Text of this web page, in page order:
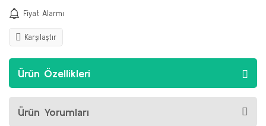
Fiyat Alarmı
Karşılaştır
Ürün Özellikleri
Ürün Yorumları